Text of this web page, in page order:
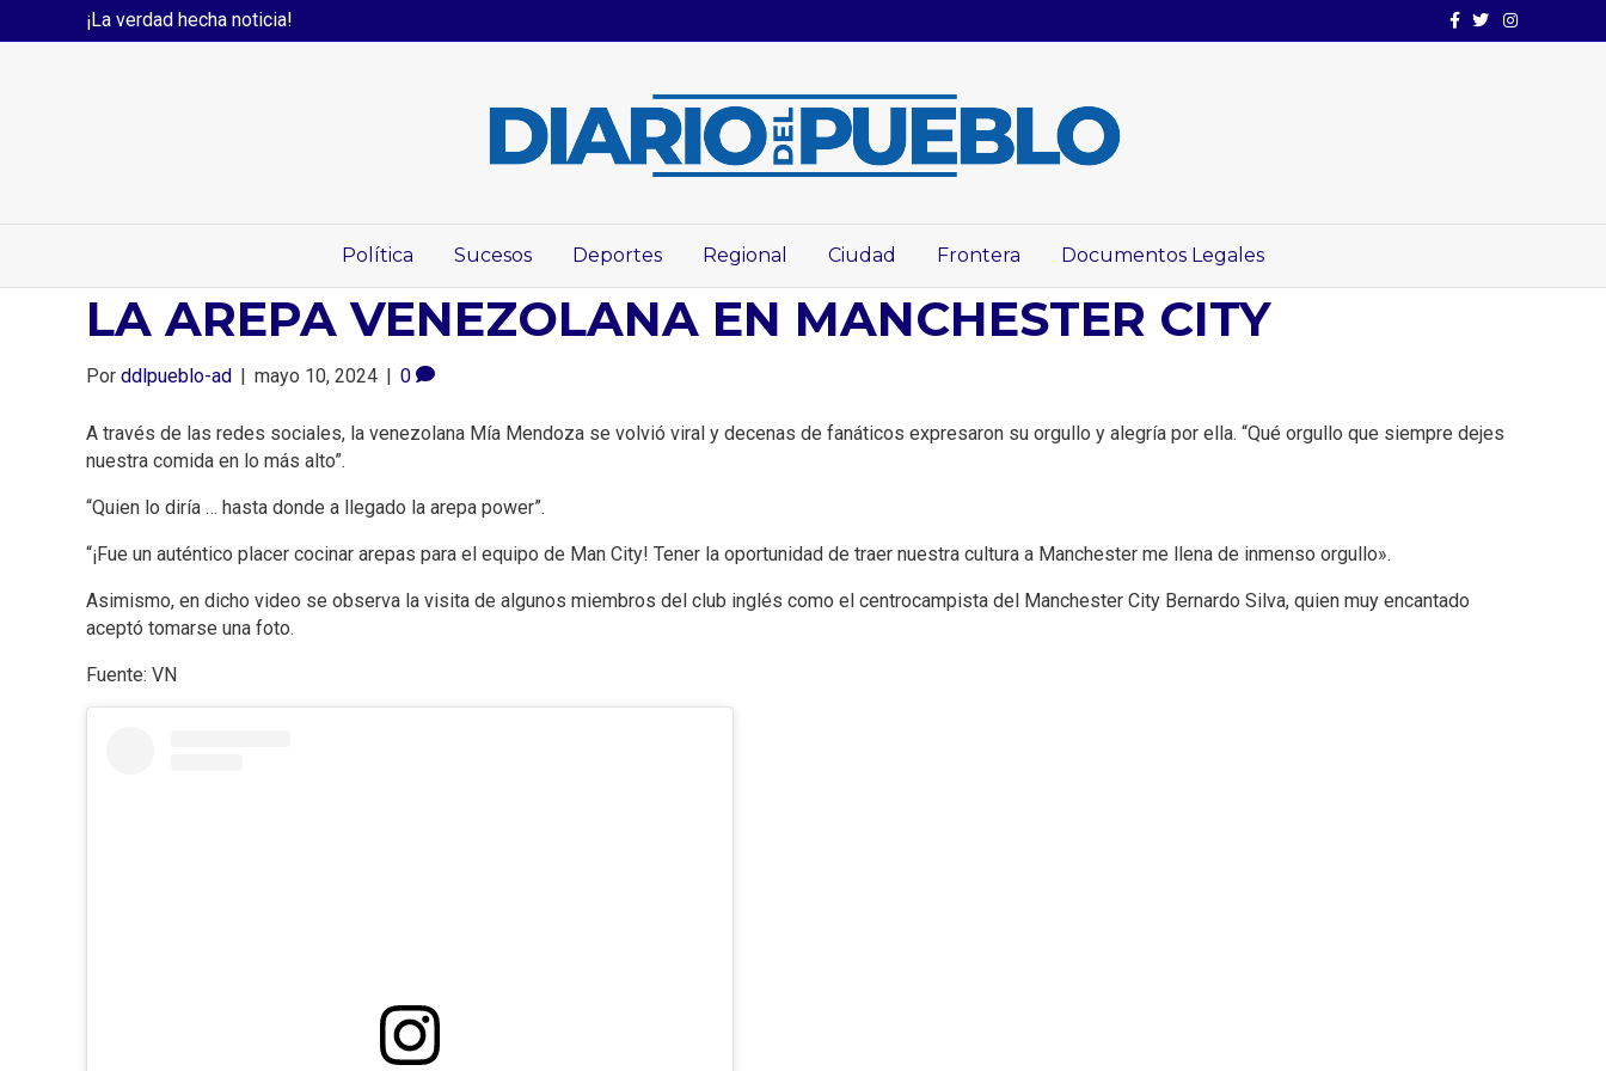
¡La verdad hecha noticia! Facebook
TwitterInstagram
Política Sucesos Deportes Regional Ciudad Frontera Documentos Legales
LA AREPA VENEZOLANA EN MANCHESTER CITY
Por ddlpueblo-ad mayo 10, 2024 0
A través de las redes sociales, la venezolana Mía Mendoza se volvió viral y decenas de fanáticos expresaron su orgullo y alegría por ella. “Qué orgullo que siempre dejes
nuestra comida en lo más alto”.
“Quien lo diría … hasta donde a llegado la arepa power”.
“¡Fue un auténtico placer cocinar arepas para el equipo de Man City! Tener la oportunidad de traer nuestra cultura a Manchester me llena de inmenso orgullo».
Asimismo, en dicho video se observa la visita de algunos miembros del club inglés como el centrocampista del Manchester City Bernardo Silva, quien muy encantado
aceptó tomarse una foto.
Fuente: VN